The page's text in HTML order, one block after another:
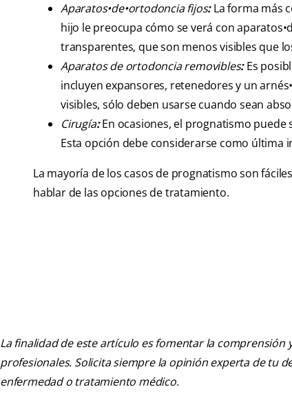
Aparatos•de•ortodoncia fijos:La forma más
hijo le preocupa cómo se verá con
transparentes, que son menos visibles que
Aparatos de ortodoncia removibles:Es
incluyen expansores, retenedores y un
visibles, sólo deben usarse cuando sean
Cirugía:En ocasiones, el prognatismo puede
Esta opción debe considerarse como última
La mayoría de los casos de prognatismo son
hablar de las opciones de tratamiento.
La finalidad de este artículo es fomentar la
profesionales. Solicita siempre la opinión experta de tu
enfermedad o tratamiento médico.